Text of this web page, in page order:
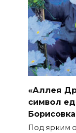
«Аллея
символ
Борисовка
Под ярким